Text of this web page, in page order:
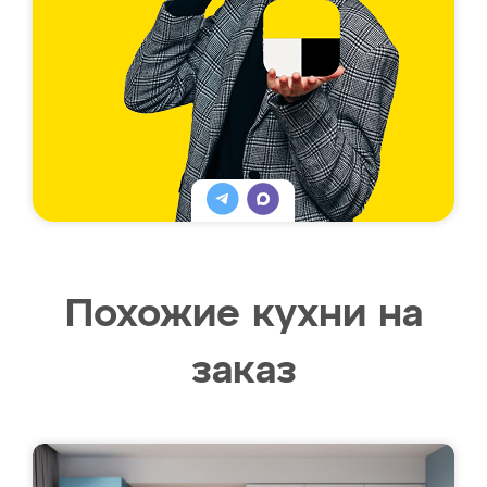
Похожие кухни на
заказ